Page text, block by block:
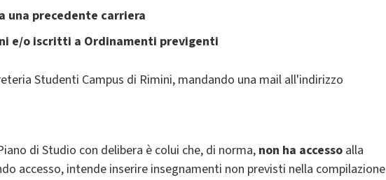
una precedente carriera
e/o iscritti a Ordinamenti previgenti
Studenti Campus di Rimini, mandando una mail all'indirizzo
di Studio con delibera è colui che, di norma, non ha accesso alla
accesso, intende inserire insegnamenti non previsti nella compilazione